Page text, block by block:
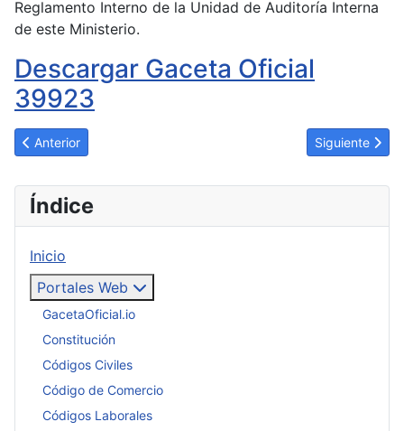
Reglamento Interno de la Unidad de Auditoría Interna
de este Ministerio.
Descargar Gaceta Oficial
39923
Artículo anterior: Decreto 8959. Se dicta la Reforma del
Anterior Artículo
Siguiente
Índice
Inicio
Portales Web
GacetaOficial.io
Constitución
Códigos Civiles
Código de Comercio
Códigos Laborales